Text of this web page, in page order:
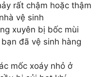
rất chậm hoặc thậm
vệ sinh
xuyên bị bốc mùi
đã vệ sinh hàng
mốc xoáy nhỏ ở